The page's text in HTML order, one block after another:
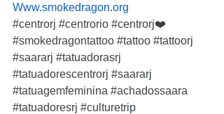
Www.smokedragon.org
#centrorj #centrorio #centrorj❤️
#smokedragontattoo #tattoo #tattoorj
#saararj #tatuadorasrj
#tatuadorescentrorj #saararj
#tatuagemfeminina #achadossaara
#tatuadoresrj #culturetrip